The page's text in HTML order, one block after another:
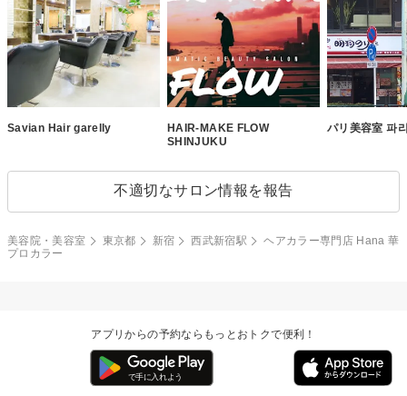
Savian Hair garelly
HAIR-MAKE FLOW
SHINJUKU
パリ美容室 파
不適切なサロン情報を報告
美容院・美容室 東京都 新宿 西武新宿駅
ヘアカラー専門店 Hana 華
プロカラー
アプリからの予約ならもっとおトクで便利！